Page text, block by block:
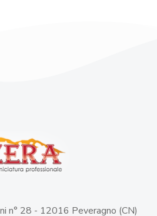
n° 28 - 12016 Peveragno (CN)